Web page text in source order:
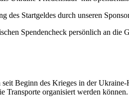
des Startgeldes durch unseren
Spendencheck persönlich an
Beginn des Krieges in der
Transporte organisiert werden können.